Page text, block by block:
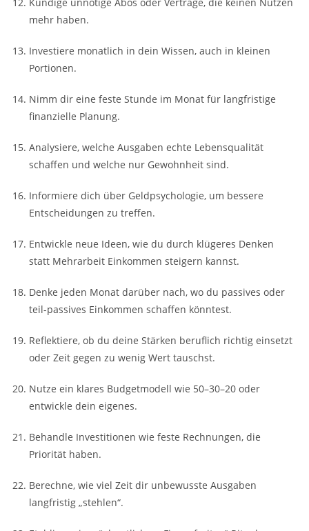
mehr haben.
Investiere monatlich in dein Wissen, auch in kleinen
Portionen.
Nimm dir eine feste Stunde im Monat für langfristige
finanzielle Planung.
Analysiere, welche Ausgaben echte Lebensqualität
schaffen und welche nur Gewohnheit sind.
Informiere dich über Geldpsychologie, um bessere
Entscheidungen zu treffen.
Entwickle neue Ideen, wie du durch klügeres Denken
statt Mehrarbeit Einkommen steigern kannst.
Denke jeden Monat darüber nach, wo du passives oder
teil-passives Einkommen schaffen könntest.
Reflektiere, ob du deine Stärken beruflich richtig einsetzt
oder Zeit gegen zu wenig Wert tauschst.
Nutze ein klares Budgetmodell wie 50–30–20 oder
entwickle dein eigenes.
Behandle Investitionen wie feste Rechnungen, die
Priorität haben.
Berechne, wie viel Zeit dir unbewusste Ausgaben
langfristig „stehlen“.